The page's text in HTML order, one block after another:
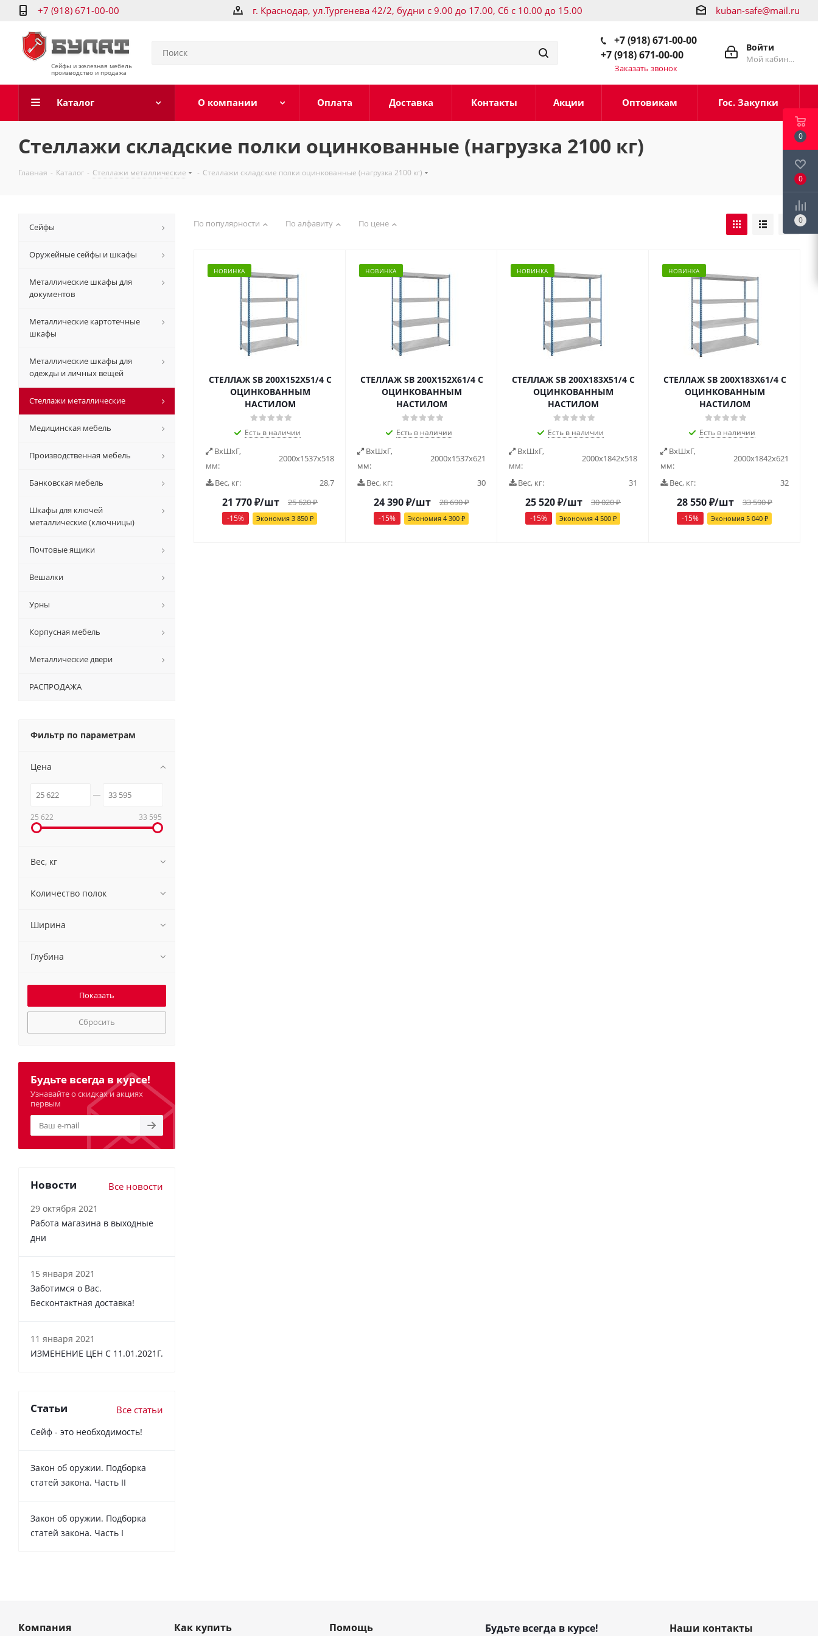
+7 (918) 671-00-00 г. Краснодар, ул.Тургенева 42/2, будни с 9.00 до 17.00, Сб с 10.00 до 15.00 kuban-safe@mail.ru
Сейфы и железная мебель
производство и продажа
Войти
Мой кабинет
+7 (918) 671-00-00
+7 (918) 671-00-00
Заказать звонок
Каталог О компании Оплата Доставка Контакты Акции Оптовикам Гос. Закупки
Стеллажи складские полки оцинкованные (нагрузка 2100 кг)
Главная - Каталог - Стеллажи металлические - Стеллажи складские полки оцинкованные (нагрузка 2100 кг)
По популярности По алфавиту По цене
НОВИНКА
СТЕЛЛАЖ SB 200X152X51/4 C
ОЦИНКОВАННЫМ
НАСТИЛОМ
Есть в наличии
ВxШxГ,
мм:
2000x1537x518
Вес, кг: 28,7
21 770₽/шт 25 620₽
-15% Экономия 3 850 ₽
НОВИНКА
СТЕЛЛАЖ SB 200X152X61/4 C
ОЦИНКОВАННЫМ
НАСТИЛОМ
Есть в наличии
ВxШxГ,
мм:
2000x1537x621
Вес, кг: 30
24 390₽/шт 28 690₽
-15% Экономия 4 300 ₽
НОВИНКА
СТЕЛЛАЖ SB 200X183X51/4 C
ОЦИНКОВАННЫМ
НАСТИЛОМ
Есть в наличии
ВxШxГ,
мм:
2000x1842x518
Вес, кг: 31
25 520₽/шт 30 020₽
-15% Экономия 4 500 ₽
НОВИНКА
СТЕЛЛАЖ SB 200X183X61/4 C
ОЦИНКОВАННЫМ
НАСТИЛОМ
Есть в наличии
ВxШxГ,
мм:
2000x1842x621
Вес, кг: 32
28 550₽/шт 33 590₽
-15% Экономия 5 040 ₽
Сейфы
Оружейные сейфы и шкафы
Металлические шкафы для
документов
Металлические картотечные
шкафы
Металлические шкафы для
одежды и личных вещей
Стеллажи металлические
Медицинская мебель
Производственная мебель
Банковская мебель
Шкафы для ключей
металлические (ключницы)
Почтовые ящики
Вешалки
Урны
Корпусная мебель
Металлические двери
РАСПРОДАЖА
Фильтр по параметрам
Цена
25 622 33 595
Вес, кг
Количество полок
Ширина
Глубина
Сбросить
Будьте всегда в курсе!
Узнавайте о скидках и акциях
первым
Новости Все новости
29 октября 2021
Работа магазина в выходные
дни
15 января 2021
Заботимся о Вас.
Бесконтактная доставка!
11 января 2021
ИЗМЕНЕНИЕ ЦЕН С 11.01.2021Г.
Статьи Все статьи
Сейф - это необходимость!
Закон об оружии. Подборка
статей закона. Часть II
Закон об оружии. Подборка
статей закона. Часть I
Компания Как купить Помощь Будьте всегда в курсе! Наши контакты
0
0
0